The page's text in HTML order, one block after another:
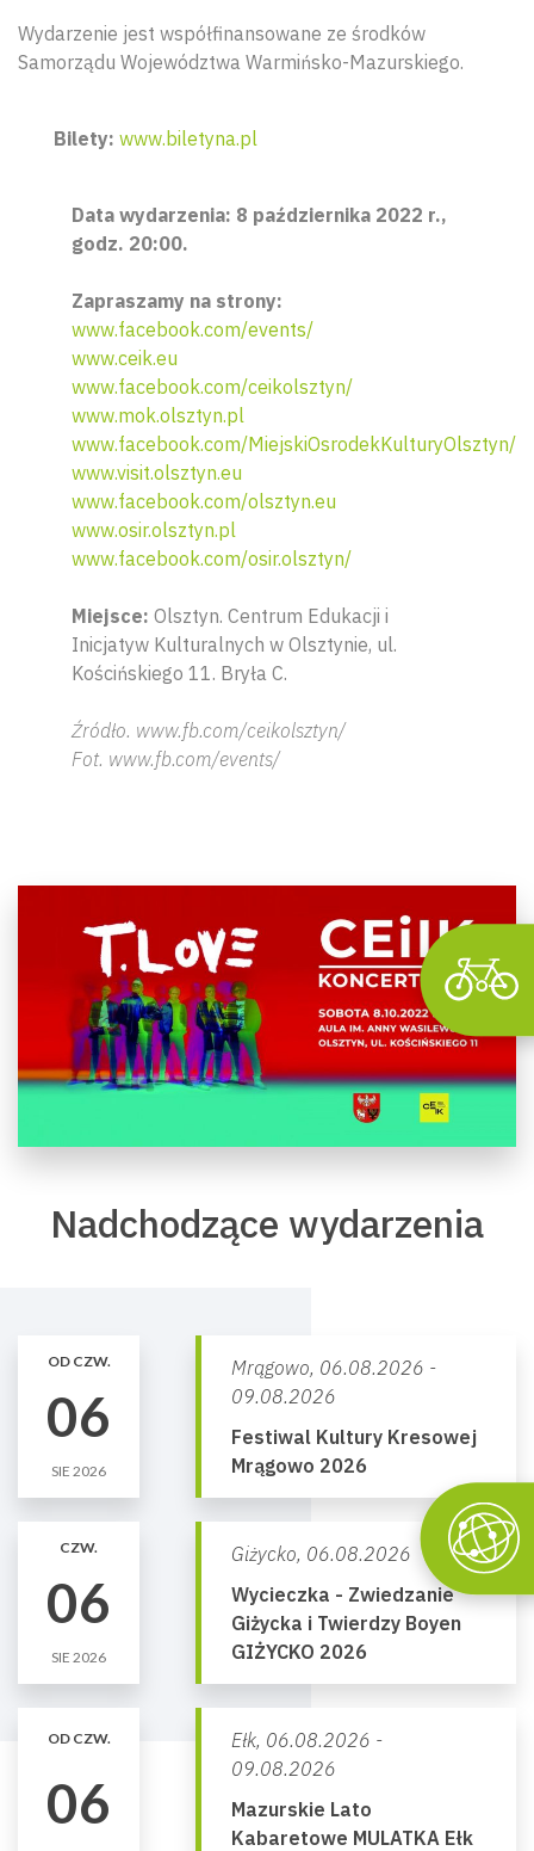
Wydarzenie jest współfinansowane ze środków
Samorządu Województwa Warmińsko-Mazurskiego.
Bilety: www.biletyna.pl
Data wydarzenia: 8 października 2022 r.,
godz. 20:00.
Zapraszamy na strony:
www.facebook.com/events/
www.ceik.eu
www.facebook.com/ceikolsztyn/
www.mok.olsztyn.pl
www.facebook.com/MiejskiOsrodekKulturyOlsztyn/
www.visit.olsztyn.eu
www.facebook.com/olsztyn.eu
www.osir.olsztyn.pl
www.facebook.com/osir.olsztyn/
Miejsce: Olsztyn. Centrum Edukacji i
Inicjatyw Kulturalnych w Olsztynie, ul.
Kościńskiego 11. Bryła C.
Źródło. www.fb.com/ceikolsztyn/
Fot. www.fb.com/events/
Nadchodzące wydarzenia
OD CZW.
06
SIE 2026
Mrągowo, 06.08.2026 -
09.08.2026
Festiwal Kultury Kresowej
Mrągowo 2026
CZW.
06
SIE 2026
Giżycko, 06.08.2026
Wycieczka - Zwiedzanie
Giżycka i Twierdzy Boyen
GIŻYCKO 2026
OD CZW.
06
Ełk, 06.08.2026 -
09.08.2026
Mazurskie Lato
Kabaretowe MULATKA Ełk